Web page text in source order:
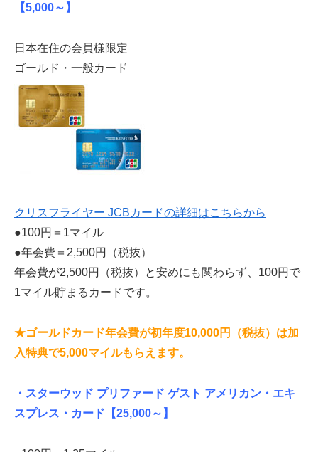
【5,000～】
日本在住の会員様限定
ゴールド・一般カード
クリスフライヤー JCBカードの詳細はこちらから
●100円＝1マイル
●年会費＝2,500円（税抜）
年会費が2,500円（税抜）と安めにも関わらず、100円で
1マイル貯まるカードです。
★ゴールドカード年会費が初年度10,000円（税抜）は加
入特典で5,000マイルもらえます。
・スターウッド プリファード ゲスト アメリカン・エキ
スプレス・カード 【25,000～】